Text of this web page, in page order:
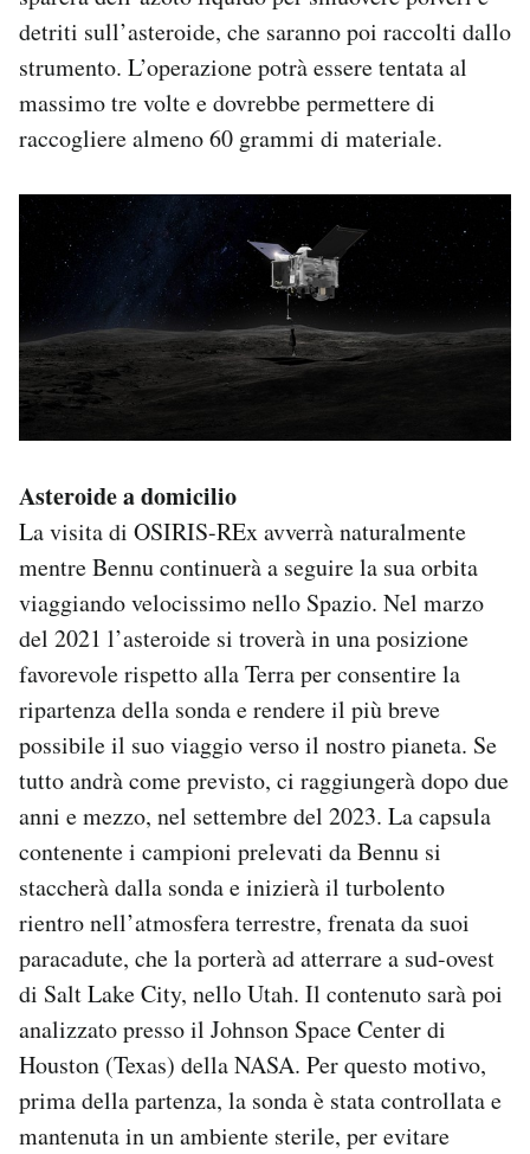
detriti sull’asteroide, che saranno poi raccolti dallo
strumento. L’operazione potrà essere tentata al
massimo tre volte e dovrebbe permettere di
raccogliere almeno 60 grammi di materiale.
Asteroide a domicilio
La visita di OSIRIS-REx avverrà naturalmente
mentre Bennu continuerà a seguire la sua orbita
viaggiando velocissimo nello Spazio. Nel marzo
del 2021 l’asteroide si troverà in una posizione
favorevole rispetto alla Terra per consentire la
ripartenza della sonda e rendere il più breve
possibile il suo viaggio verso il nostro pianeta. Se
tutto andrà come previsto, ci raggiungerà dopo due
anni e mezzo, nel settembre del 2023. La capsula
contenente i campioni prelevati da Bennu si
staccherà dalla sonda e inizierà il turbolento
rientro nell’atmosfera terrestre, frenata da suoi
paracadute, che la porterà ad atterrare a sud-ovest
di Salt Lake City, nello Utah. Il contenuto sarà poi
analizzato presso il Johnson Space Center di
Houston (Texas) della NASA. Per questo motivo,
prima della partenza, la sonda è stata controllata e
mantenuta in un ambiente sterile, per evitare